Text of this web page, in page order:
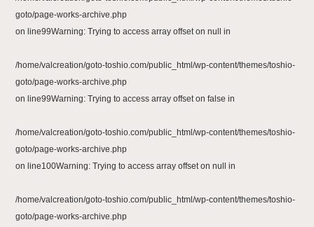
goto/page-works-archive.php
on line99Warning: Trying to access array offset on null in
/home/valcreation/goto-toshio.com/public_html/wp-content/themes/toshio-
goto/page-works-archive.php
on line99Warning: Trying to access array offset on false in
/home/valcreation/goto-toshio.com/public_html/wp-content/themes/toshio-
goto/page-works-archive.php
on line100Warning: Trying to access array offset on null in
/home/valcreation/goto-toshio.com/public_html/wp-content/themes/toshio-
goto/page-works-archive.php